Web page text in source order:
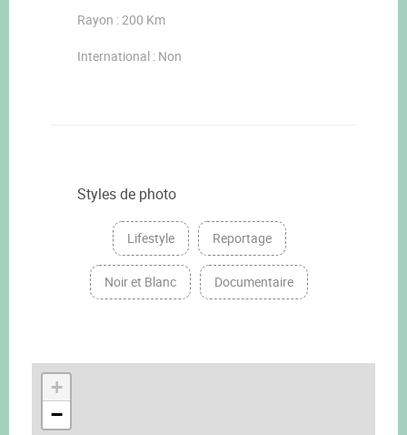
Rayon : 200 Km
International : Non
Styles de photo
Lifestyle Reportage
Noir et Blanc Documentaire
+
−